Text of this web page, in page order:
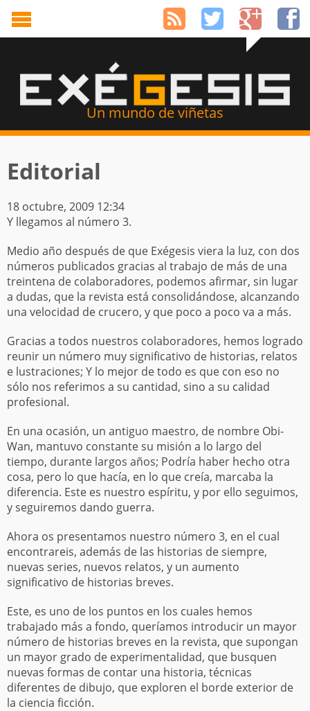
Un mundo de viñetas
Editorial
18 octubre, 2009 12:34
Y llegamos al número 3.
Medio año después de que Exégesis viera la luz, con dos
números publicados gracias al trabajo de más de una
treintena de colaboradores, podemos afirmar, sin lugar
a dudas, que la revista está consolidándose, alcanzando
una velocidad de crucero, y que poco a poco va a más.
Gracias a todos nuestros colaboradores, hemos logrado
reunir un número muy significativo de historias, relatos
e lustraciones; Y lo mejor de todo es que con eso no
sólo nos referimos a su cantidad, sino a su calidad
profesional.
En una ocasión, un antiguo maestro, de nombre Obi-
Wan, mantuvo constante su misión a lo largo del
tiempo, durante largos años; Podría haber hecho otra
cosa, pero lo que hacía, en lo que creía, marcaba la
diferencia. Este es nuestro espíritu, y por ello seguimos,
y seguiremos dando guerra.
Ahora os presentamos nuestro número 3, en el cual
encontrareis, además de las historias de siempre,
nuevas series, nuevos relatos, y un aumento
significativo de historias breves.
Este, es uno de los puntos en los cuales hemos
trabajado más a fondo, queríamos introducir un mayor
número de historias breves en la revista, que supongan
un mayor grado de experimentalidad, que busquen
nuevas formas de contar una historia, técnicas
diferentes de dibujo, que exploren el borde exterior de
la ciencia ficción.